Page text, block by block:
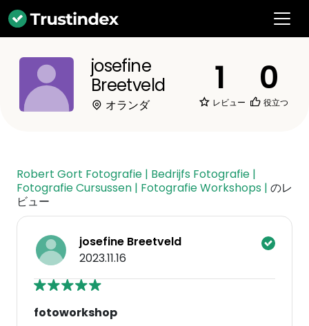
josefine
Breetveld
オランダ
1
レビュー
0
役立つ
Robert Gort Fotografie | Bedrijfs Fotografie |
Fotografie Cursussen | Fotografie Workshops | のレ
ビュー
josefine Breetveld
2023.11.16
fotoworkshop